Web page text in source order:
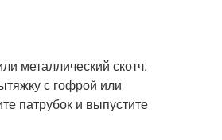
металлический скотч.
с гофрой или
патрубок и выпустите